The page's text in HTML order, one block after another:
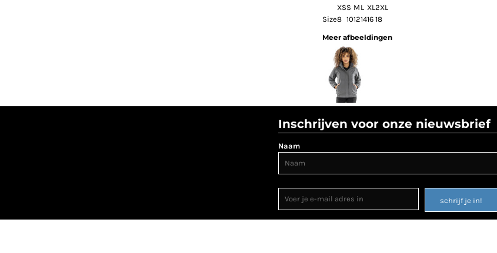
XSS M L XL2XL
Size8 10121416 18
Meer afbeeldingen
Inschrijven voor onze nieuwsbrief
Naam
schrijf je in!